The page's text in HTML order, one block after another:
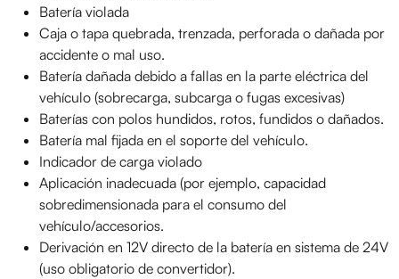
Batería violada
Caja o tapa quebrada, trenzada, perforada o dañada por
accidente o mal uso.
Batería dañada debido a fallas en la parte eléctrica del
vehículo (sobrecarga, subcarga o fugas excesivas)
Baterías con polos hundidos, rotos, fundidos o dañados.
Batería mal fijada en el soporte del vehículo.
Indicador de carga violado
Aplicación inadecuada (por ejemplo, capacidad
sobredimensionada para el consumo del
vehículo/accesorios.
Derivación en 12V directo de la batería en sistema de 24V
(uso obligatorio de convertidor).